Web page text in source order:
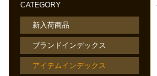
CATEGORY
新入荷商品
ブランドインデックス
アイテムインデックス